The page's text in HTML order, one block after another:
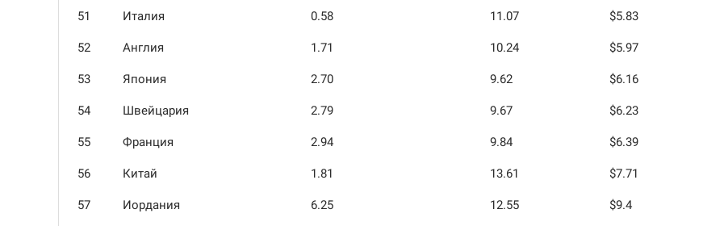
51 Италия 0.58 11.07 $5.83
52 Англия 1.71 10.24 $5.97
53 Япония 2.70 9.62 $6.16
54 Швейцария 2.79 9.67 $6.23
55 Франция 2.94 9.84 $6.39
56 Китай 1.81 13.61 $7.71
57 Иордания 6.25 12.55 $9.4